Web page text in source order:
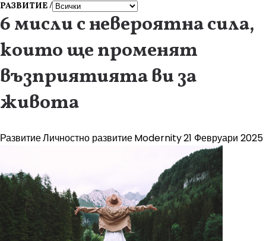
РАЗВИТИЕ /
6 мисли с невероятна сила,
които ще променят
възприятията ви за
живота
РазвитиеЛичностно развитиеModernity21 Февруари 2025